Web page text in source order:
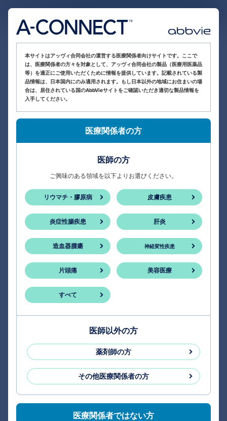
本サイトはアッヴィ合同会社の運営する医療関係者向けサイトです。ここで
は、医療関係者の方々を対象として、アッヴィ合同会社の製品（医療用医薬品
等）を適正にご使用いただくために情報を提供しています。記載されている製
品情報は、日本国内にのみ適用されます。もし日本以外の地域にお住まいの場
合は、居住されている国のAbbVieサイトをご確認いただき適切な製品情報を
入手してください。
医療関係者の方
医師の方
ご興味のある領域を以下よりお選びください。
リウマチ・膠原病 皮膚疾患
炎症性腸疾患 肝炎
造血器腫瘍 神経変性疾患
片頭痛 美容医療
すべて
医師以外の方
薬剤師の方
その他医療関係者の方
医療関係者ではない方